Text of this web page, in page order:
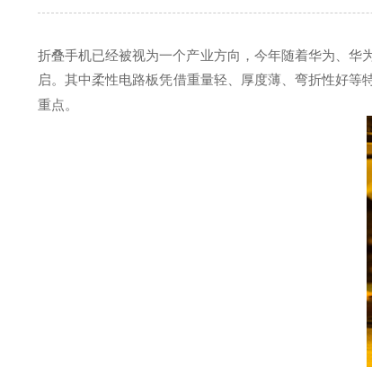
折叠手机已经被视为一个产业方向，今年随着华为、
启。其中柔性电路板凭借重量轻、厚度薄、弯折性好
重点。